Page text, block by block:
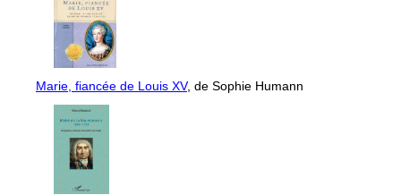
Marie, fiancée de Louis XV, de Sophie Humann